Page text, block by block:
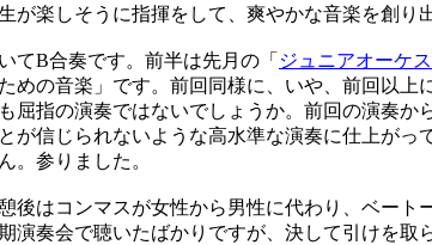
が楽しそうに指揮をして、爽やかな音楽を創り
てB合奏です。前半は先月の「 ジュニアオーケ
めの音楽」です。前回同様に、いや、前回以
屈指の演奏ではないでしょうか。前回の演奏か
が信じられないような高水準な演奏に仕上がっ
。参りました。
後はコンマスが女性から男性に代わり、ベート
演奏会で聴いたばかりですが、決して引けを